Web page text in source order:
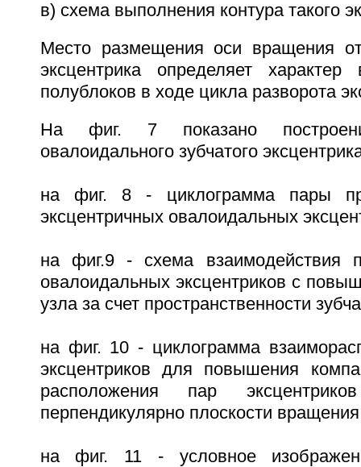
в) схема выполнения контура такого
Место размещения оси вращения
эксцентрика определяет характер
полублоков в ходе цикла разворота
На фиг. 7 показано
овалоидального зубчатого
на фиг. 8 - циклограмма пары
эксцентричных овалоидальных
на фиг.9 - схема взаимодействия
овалоидальных эксцентриков с
узла за счет пространственности
на фиг. 10 - циклограмма
эксцентриков для повышения
расположения пар
перпендикулярно плоскости
на фиг. 11 - условное